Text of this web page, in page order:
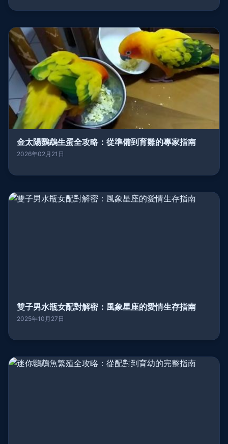
金太陽鸚鵡生蛋全攻略：從準備到育雛的專家指南
2026年02月21日
雙子男水瓶女配對解密：風象星座的愛情生存指南
2025年10月27日